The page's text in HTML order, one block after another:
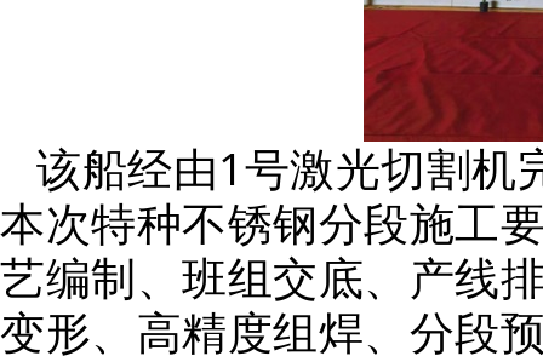
该船经由1号激光切割机
本次特种不锈钢分段施工
艺编制、班组交底、产线
变形、高精度组焊、分段